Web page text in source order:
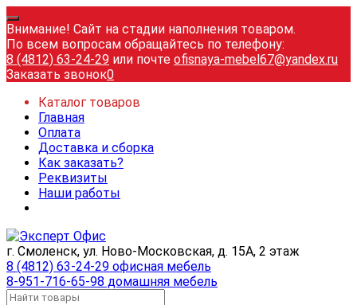
Внимание! Сайт на стадии наполнения товаром.
По всем вопросам обращайтесь по телефону:
8 (4812) 63-24-29 или почте ofisnaya-mebel67@yandex.ru
Заказать звонок0
Каталог товаров
Главная
Оплата
Доставка и сборка
Как заказать?
Реквизиты
Наши работы
г. Смоленск, ул. Ново-Московская, д. 15А, 2 этаж
8 (4812) 63-24-29 офисная мебель
8-951-716-65-98 домашняя мебель